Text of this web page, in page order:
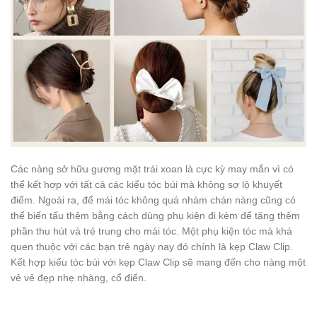
Các nàng sở hữu gương mặt trái xoan là cực kỳ may mắn vì có
thể kết hợp với tất cả các kiểu tóc búi mà không sợ lộ khuyết
điểm. Ngoài ra, để mái tóc không quá nhàm chán nàng cũng có
thể biến tấu thêm bằng cách dùng phụ kiện đi kèm để tăng thêm
phần thu hút và trẻ trung cho mái tóc. Một phụ kiện tóc mà khá
quen thuộc với các bạn trẻ ngày nay đó chính là kẹp Claw Clip.
Kết hợp kiểu tóc búi với kẹp Claw Clip sẽ mang đến cho nàng một
vẻ vẻ đẹp nhẹ nhàng, cổ điển.